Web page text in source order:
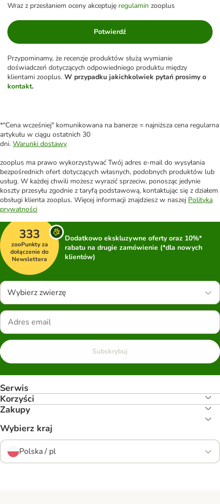
Wraz z przesłaniem oceny akceptuję regulamin zooplus
Potwierdź
Przypominamy, że recenzje produktów służą wymianie
doświadczeń dotyczących odpowiedniego produktu między
klientami zooplus. W przypadku jakichkolwiek pytań prosimy o
kontakt.
*"Cena wcześniej" komunikowana na banerze = najniższa cena regularna
artykułu w ciągu ostatnich 30
dni. Warunki dostawy
zooplus ma prawo wykorzystywać Twój adres e-mail do wysyłania
bezpośrednich ofert dotyczących własnych, podobnych produktów lub
usług. W każdej chwili możesz wyrazić sprzeciw, ponosząc jedynie
koszty przesyłu zgodnie z taryfą podstawową, kontaktując się z działem
obsługi klienta zooplus. Więcej informacji znajdziesz w naszej Polityka
prywatności
333
zooPunkty za
dołączenie do
Newslettera
Dodatkowo ekskluzywne oferty oraz 10%*
rabatu na drugie zamówienie (*dla nowych
klientów)
Wybierz zwierzę
Subskrybuj
Serwis
Korzyści
Zakupy
Wybierz kraj
Polska / pl